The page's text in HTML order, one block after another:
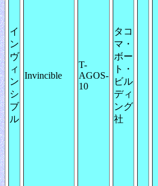
イ
ン
ヴ
ィ
ン
シ
ブ
ル
Invincible
T-
AGOS-
10
タコ
マ・
ボー
ト・
ビル
ディ
ング
社